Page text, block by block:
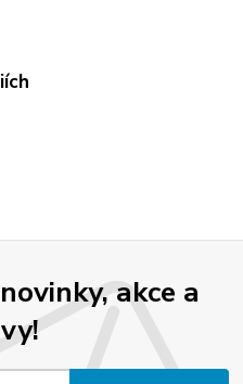
akce a